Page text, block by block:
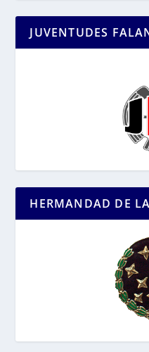
JUVENTUDES
HERMANDAD DE